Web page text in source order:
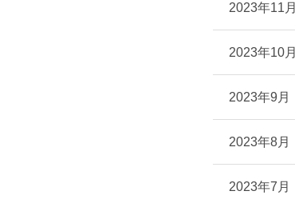
2023年11月
2023年10月
2023年9月
2023年8月
2023年7月